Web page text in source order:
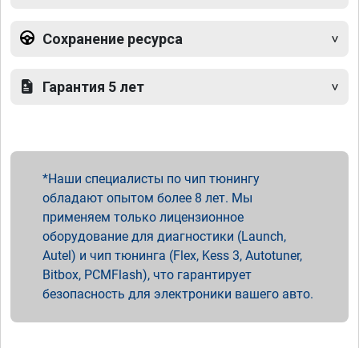
Сохранение ресурса
Гарантия 5 лет
Наши специалисты по чип тюнингу
обладают опытом более 8 лет. Мы
применяем только лицензионное
оборудование для диагностики (Launch,
Autel) и чип тюнинга (Flex, Kess 3, Autotuner,
Bitbox, PCMFlash), что гарантирует
безопасность для электроники вашего авто.